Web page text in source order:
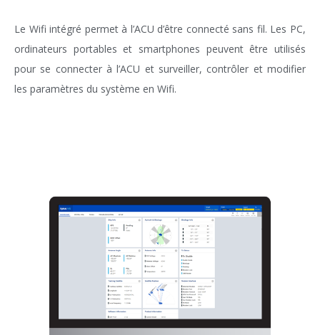
Le Wifi intégré permet à l’ACU d’être connecté sans fil. Les PC,
ordinateurs portables et smartphones peuvent être utilisés
pour se connecter à l’ACU et surveiller, contrôler et modifier
les paramètres du système en Wifi.